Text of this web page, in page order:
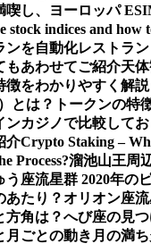
喫し、ヨーロッパ
stock indices and how
ンを自動化レストラ
もあわせてご紹介天
をわかりやすく解説
とは？トークンの特
ンカジノで比較して
介Crypto Staking –
Process?溜池山王周
う座流星群 2020年の
あたり？オリオン座
方角は？へび座の見
月ごとの動き 月の満